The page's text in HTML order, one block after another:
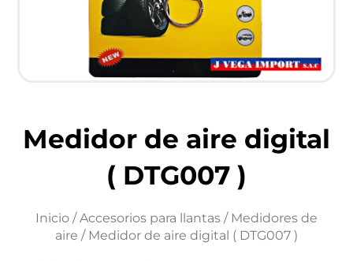
Medidor de aire digital
( DTG007 )
Inicio /Accesorios para llantas / Medidores de
aire / Medidor de aire digital ( DTG007 )